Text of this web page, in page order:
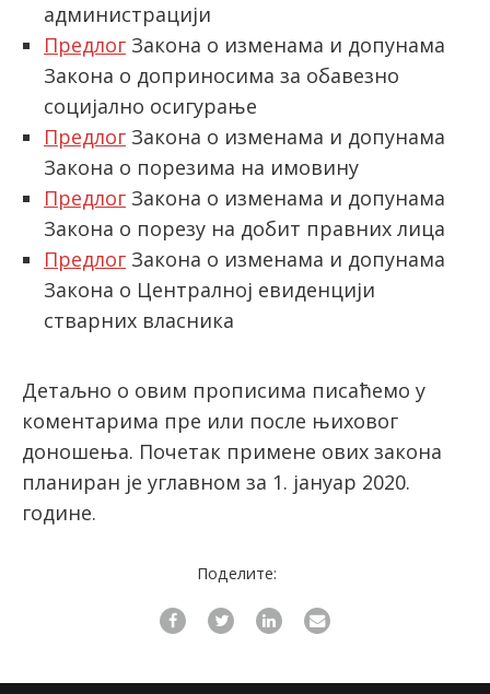
администрацији
Предлог Закона о изменама и допунама
Закона о доприносима за обавезно
социјално осигурање
Предлог Закона о изменама и допунама
Закона о порезима на имовину
Предлог Закона о изменама и допунама
Закона о порезу на добит правних лица
Предлог Закона о изменама и допунама
Закона о Централној евиденцији
стварних власника
Детаљно о овим прописима писаћемо у
коментарима пре или после њиховог
доношења. Почетак примене ових закона
планиран је углавном за 1. јануар 2020.
године.
Поделите: